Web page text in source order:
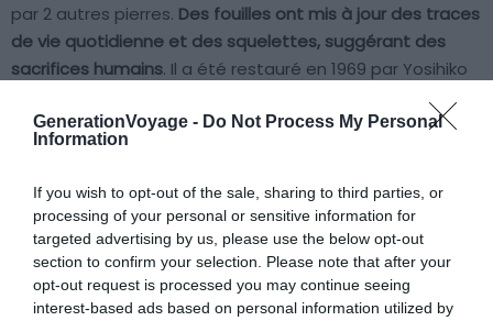
GenerationVoyage - Do Not Process My Personal
Information
If you wish to opt-out of the sale, sharing to third parties, or
processing of your personal or sensitive information for
targeted advertising by us, please use the below opt-out
section to confirm your selection. Please note that after your
opt-out request is processed you may continue seeing
interest-based ads based on personal information utilized by
par 2 autres pierres. Des fouilles ont mis à jour des traces
de vie quotidienne et des squelettes, suggérant des
sacrifices humains. Il a été restauré en 1969 par Yosihiko
panneaux en français, anglais et tahitien fournissent des
informations précieuses sur le site.
S'y rendre